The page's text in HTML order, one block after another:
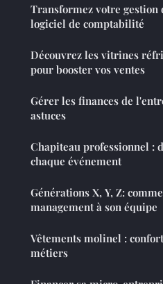
Transformez votre gestion
logiciel de comptabilité
Découvrez les vitrines
pour booster vos ventes
Gérer les finances de
astuces
Chapiteau professionnel :
chaque événement
Générations X, Y, Z:
management à son équipe
Vêtements molinel :
métiers